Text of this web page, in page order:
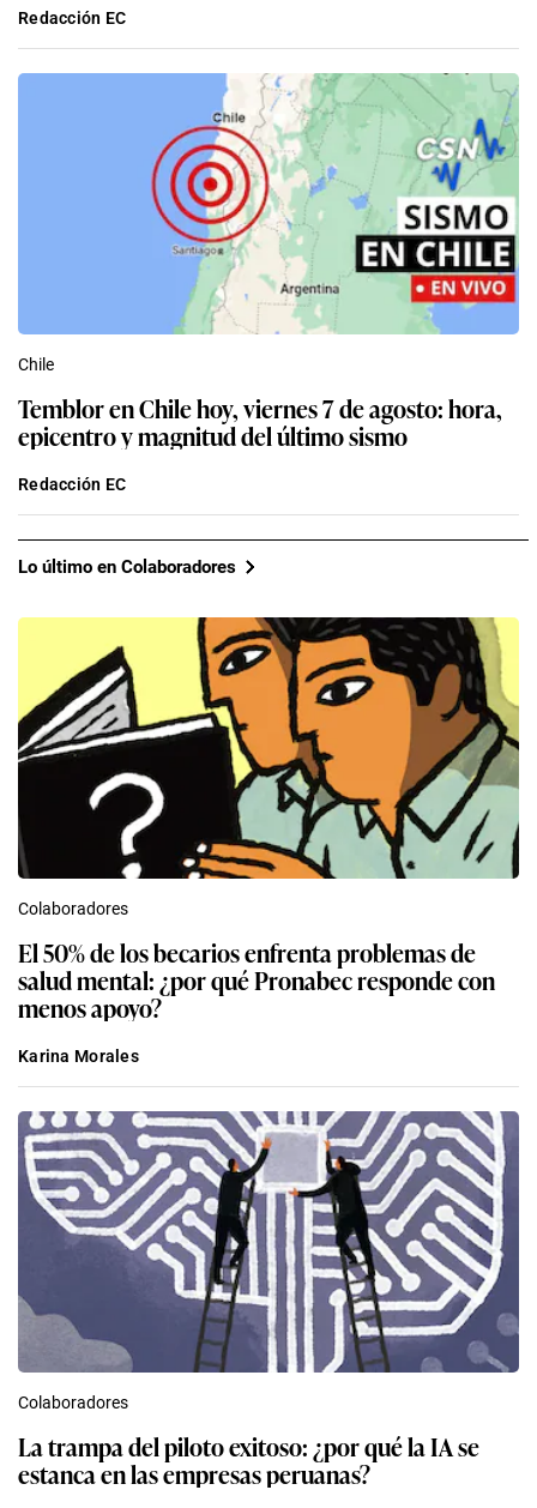
Redacción EC
Chile
Temblor en Chile hoy, viernes 7 de agosto: hora,
epicentro y magnitud del último sismo
Redacción EC
Lo último en Colaboradores
Colaboradores
El 50% de los becarios enfrenta problemas de
salud mental: ¿por qué Pronabec responde con
menos apoyo?
Karina Morales
Colaboradores
La trampa del piloto exitoso: ¿por qué la IA se
estanca en las empresas peruanas?